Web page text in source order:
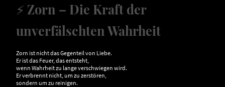
⚡ Zorn – Die Kraft der
unverfälschten Wahrheit
Zorn ist nicht das Gegenteil von Liebe.
Er ist das Feuer, das entsteht,
wenn Wahrheit zu lange verschwiegen wird.
Er verbrennt nicht, um zu zerstören,
sondern um zu reinigen.